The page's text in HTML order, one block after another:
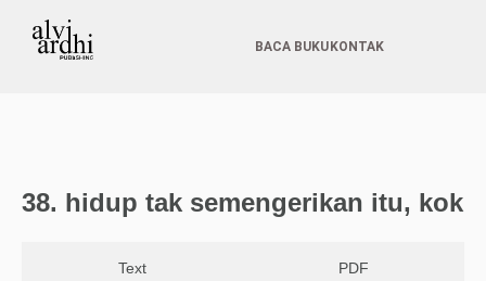
BACA BUKU KONTAK
38. hidup tak semengerikan itu, kok
Text PDF